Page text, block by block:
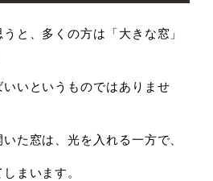
と、 多くの方は「大きな窓」
いというものではありませ
た窓は、光を入れる一方で、
まいます。